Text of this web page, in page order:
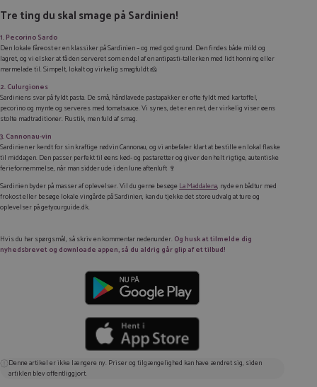
Tre ting du skal smage på Sardinien!
1. Pecorino Sardo
Den lokale fåreost er en klassiker på Sardinien – og med god grund. Den findes både mild og
lagret, og vi elsker at få den serveret som en del af en antipasti-tallerken med lidt honning eller
marmelade til. Simpelt, lokalt og virkelig smagfuldt 🧀
2. Culurgiones
Sardiniens svar på fyldt pasta. De små, håndlavede pastapakker er ofte fyldt med kartoffel,
pecorino og mynte og serveres med tomatsauce. Vi synes, det er en ret, der virkelig viser øens
stolte madtraditioner. Rustik, men fuld af smag.
3. Cannonau-vin
Sardinien er kendt for sin kraftige rødvin Cannonau, og vi anbefaler klart at bestille en lokal flaske
til middagen. Den passer perfekt til øens kød- og pastaretter og giver den helt rigtige, autentiske
feriefornemmelse, når man sidder ude i den lune aftenluft 🍷
Sardinien byder på masser af oplevelser. Vil du gerne besøgeLa Maddalena, nyde en bådtur med
frokost eller besøge lokale vingårde på Sardinien, kan du tjekke det store udvalg at ture og
oplevelser på getyourguide.dk.
Hvis du har spørgsmål, så skriv en kommentar nedenunder. Og husk at tilmelde dig
nyhedsbrevet og downloade appen, så du aldrig går glip af et tilbud!
Denne artikel er ikke længere ny. Priser og tilgængelighed kan have ændret sig, siden
artiklen blev offentliggjort.